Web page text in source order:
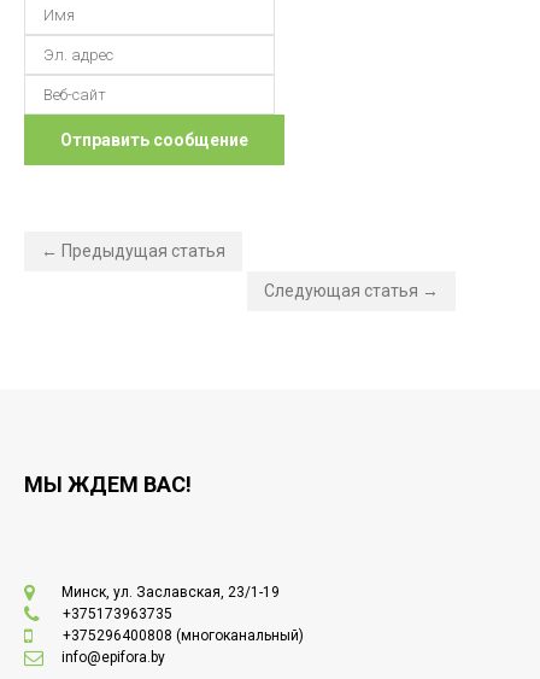
← Предыдущая статья
Следующая статья →
МЫ ЖДЕМ ВАС!
Минск, ул. Заславская, 23/1-19
+375173963735
+375296400808 (многоканальный)
info@epifora.by